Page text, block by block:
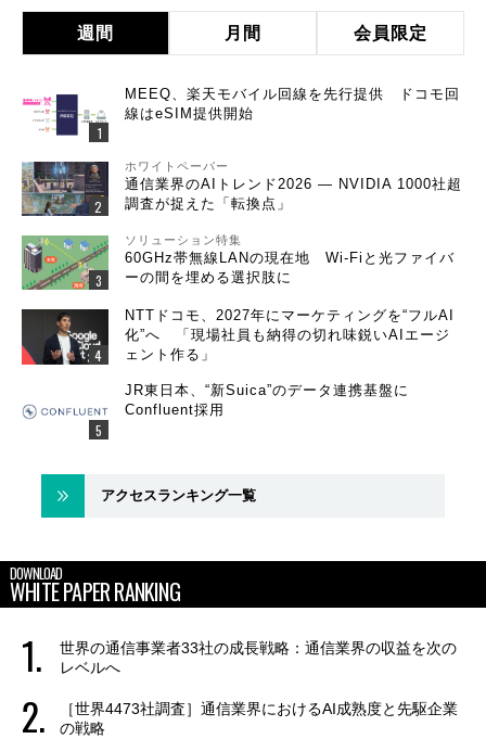
週間 月間 会員限定
MEEQ、楽天モバイル回線を先行提供 ドコモ回
線はeSIM提供開始
ホワイトペーパー
通信業界のAIトレンド2026 ― NVIDIA 1000社超
調査が捉えた「転換点」
ソリューション特集
60GHz帯無線LANの現在地 Wi-Fiと光ファイバ
ーの間を埋める選択肢に
NTTドコモ、2027年にマーケティングを“フルAI
化”へ 「現場社員も納得の切れ味鋭いAIエージ
ェント作る」
JR東日本、“新Suica”のデータ連携基盤に
Confluent採用
アクセスランキング一覧
DOWNLOAD
WHITE PAPER RANKING
世界の通信事業者33社の成長戦略：通信業界の収益を次の
レベルへ
［世界4473社調査］通信業界におけるAI成熟度と先駆企業
の戦略